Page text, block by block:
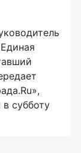
субботу